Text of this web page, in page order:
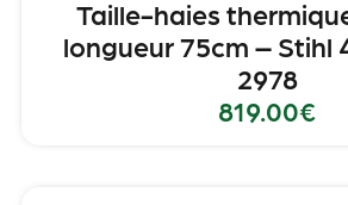
Taille-haies
longueur 75cm – Stihl
2978
819.00€